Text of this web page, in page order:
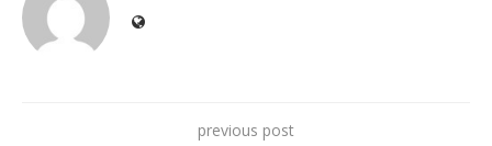
previous post